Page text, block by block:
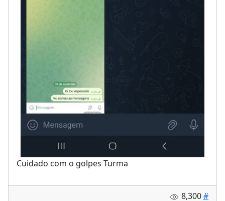
Cuidado com o golpes Turma
8,300#